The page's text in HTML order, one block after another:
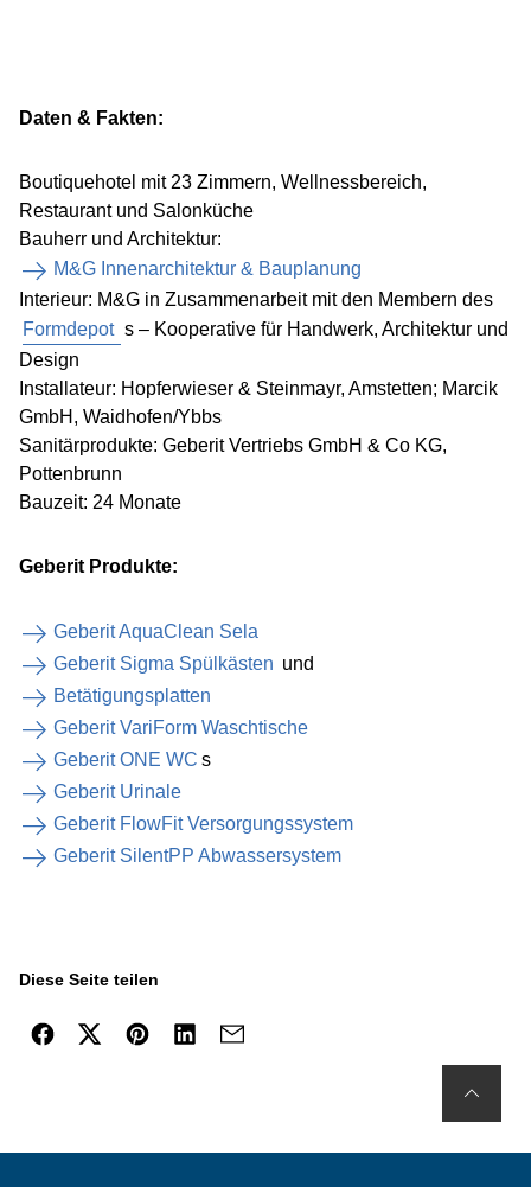
Daten & Fakten:
Boutiquehotel mit 23 Zimmern, Wellnessbereich,
Restaurant und Salonküche
Bauherr und Architektur:
M&G Innenarchitektur & Bauplanung
Interieur: M&G in Zusammenarbeit mit den Membern des
Formdepot s – Kooperative für Handwerk, Architektur und
Design
Installateur: Hopferwieser & Steinmayr, Amstetten; Marcik
GmbH, Waidhofen/Ybbs
Sanitärprodukte: Geberit Vertriebs GmbH & Co KG,
Pottenbrunn
Bauzeit: 24 Monate
Geberit Produkte:
Geberit AquaClean Sela
Geberit Sigma Spülkästen und
Betätigungsplatten
Geberit VariForm Waschtische
Geberit ONE WC s
Geberit Urinale
Geberit FlowFit Versorgungssystem
Geberit SilentPP Abwassersystem
Diese Seite teilen